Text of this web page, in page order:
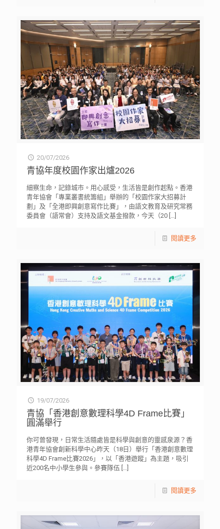
20/07/2026
青協年度校園作家出爐2026
細察生命，記錄城市。用心感受，生活皆是創作起點。香港
青年協會「專業叢書統籌組」舉辦的「校園作家大招募計
劃」及「全港即興創意寫作比賽」，由語文教育及研究常務
委員會（語常會）支持及語文基金撥款，今天（20[…]
閱讀更多
19/07/2026
青協「香港創意數理科學4D Frame比賽」
圓滿舉行
你可曾發現，日常生活隨處皆是科學與創意的靈感泉源？香
港青年協會創新科學中心昨天（18日）舉行「香港創意數理
科學4D Frame比賽2026」，以「香港遊蹤」為主題，吸引
近200名中小學生參與。參賽隊伍 […]
閱讀更多